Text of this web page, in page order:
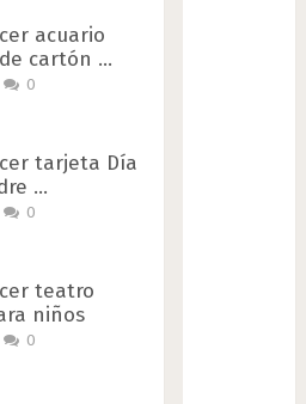
acuario
cartón …
0
tarjeta Día
…
0
teatro
niños
0